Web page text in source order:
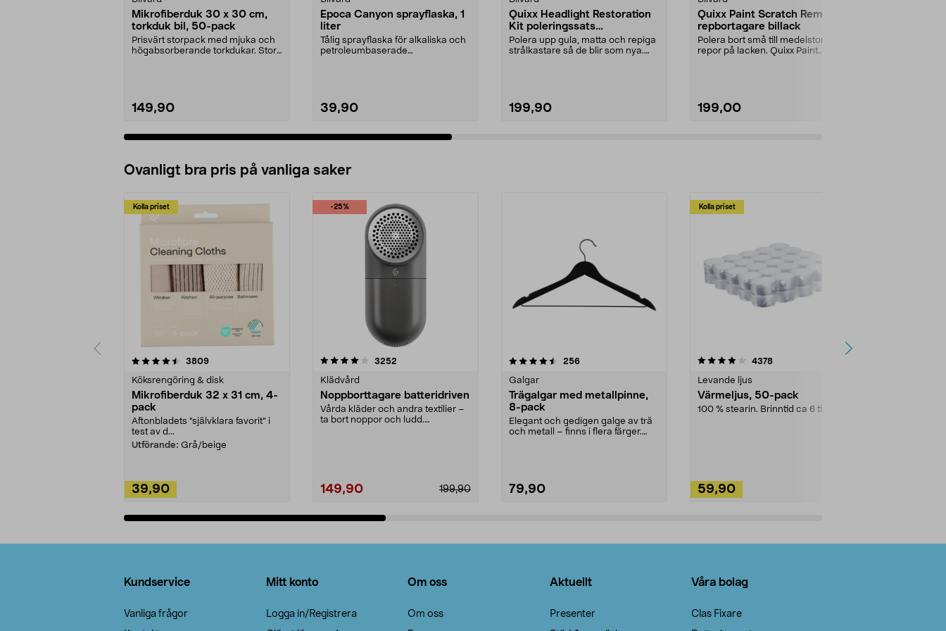
Mikrofiberduk 30 x 30 cm,
torkduk bil, 50-pack
Prisvärt storpack med mjuka och
högabsorberande torkdukar. Stora
149,90
Epoca Canyon sprayflaska, 1
liter
Tålig sprayflaska för alkaliska och
petroleumbaserade
39,90
Quixx Headlight Restoration
Kit poleringssats
strålkastare
Polera upp gula, matta och repiga
strålkastare så de blir som nya.
199,90
Quixx Paint Scratch Remover
repbortagare billack
Polera bort små till medelstora
repor på lacken. Quixx Paint
199,00
Ovanligt bra pris på vanliga saker
Kolla priset
3809recensioner
Köksrengöring & disk
Mikrofiberduk 32 x 31 cm, 4-
pack
Aftonbladets "självklara favorit” i
test av d...
Utförande: Grå/beige
39,90
-25%
4.0av 5 stjärnor 3252
Klädvård
Noppborttagare batteridriven
Vårda kläder och andra textilier –
ta bort noppor och ludd.
199,90
149,90
4.5av 5 stjärnor 256recensioner
Galgar
Trägalgar med metallpinne,
8-pack
Elegant och gedigen galge av trä
och metall – finns i flera färger.
79,90
Kolla priset
4.0av 5 stjärnor 4378recensioner
Levande ljus
Värmeljus, 50-pack
100 % stearin. Brinntid ca 6 tim.
59,90
4.5av 5 stjärnor
Kundservice
Vanliga frågor
Mitt konto
Logga in/Registrera
Om oss
Om oss
Aktuellt
Presenter
Våra bolag
Clas Fixare